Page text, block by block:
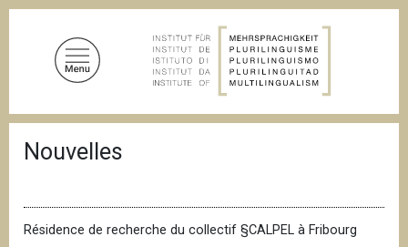
i
l
A
r
Nouvelles
Résidence de recherche du collectif §CALPEL à Fribourg